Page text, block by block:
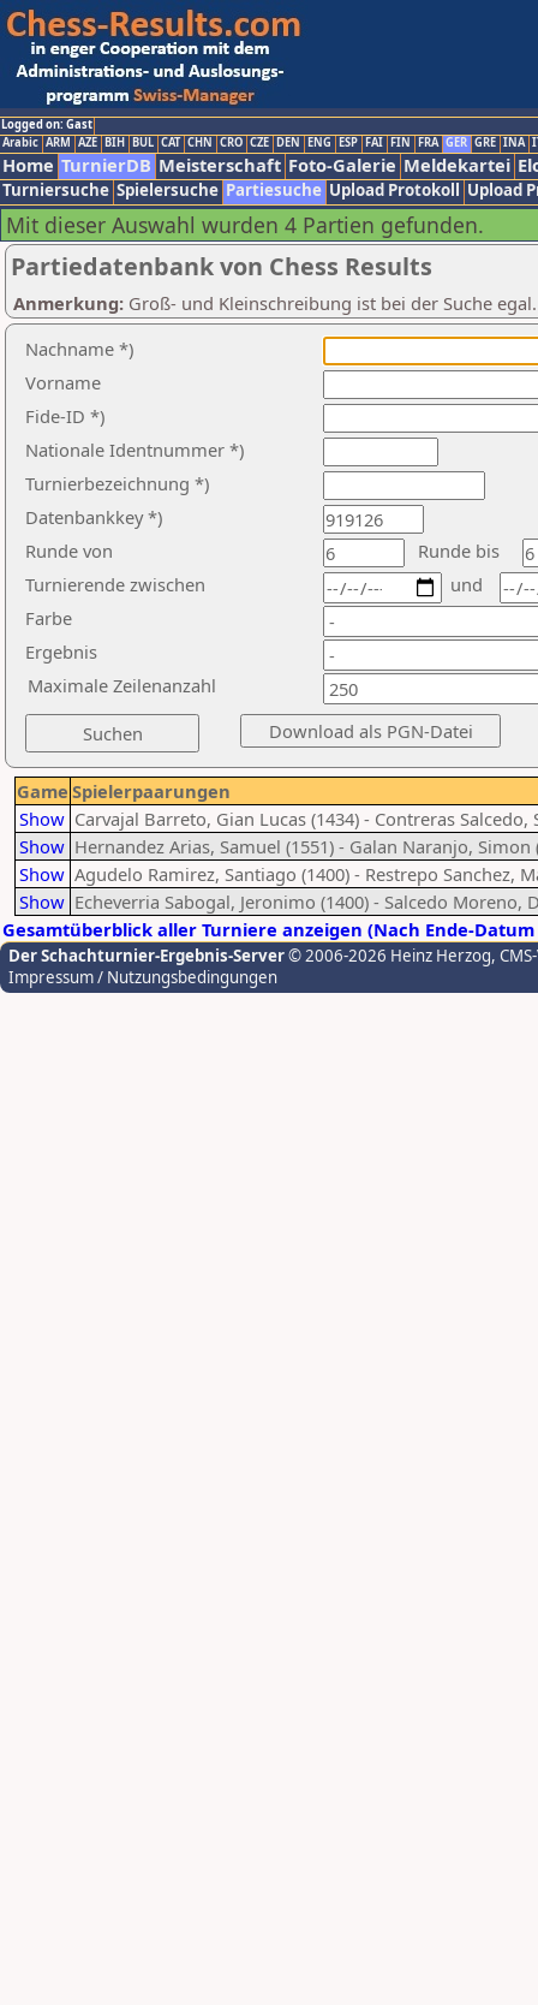
Logged on: Gast
Arabic ARM AZE BIH BUL CAT CHN CRO CZE DEN ENG ESP FAI FIN FRA GER GRE INA
Home TurnierDB Meisterschaft Foto-Galerie Meldekartei
Turniersuche Spielersuche Partiesuche Upload Protokoll Upload
Mit dieser Auswahl wurden 4 Partien gefunden.
Partiedatenbank von Chess Results
Anmerkung: Groß- und Kleinschreibung ist bei der Suche
Nachname *)
Vorname
Fide-ID *)
Nationale Identnummer *)
Turnierbezeichnung *)
Datenbankkey *)
Runde von
Runde bis
Turnierende zwischen
Farbe
Ergebnis
und
Maximale Zeilenanzahl
Game Spielerpaarungen
Show Carvajal Barreto, Gian Lucas (1434) - Contreras Salcedo,
Show Hernandez Arias, Samuel (1551) - Galan Naranjo, Simon
Show Agudelo Ramirez, Santiago (1400) - Restrepo Sanchez,
Show Echeverria Sabogal, Jeronimo (1400) - Salcedo Moreno,
Gesamtüberblick aller Turniere anzeigen (Nach Ende-
Der Schachturnier-Ergebnis-Server© 2006-2026 Heinz Herzog,
Impressum / Nutzungsbedingungen